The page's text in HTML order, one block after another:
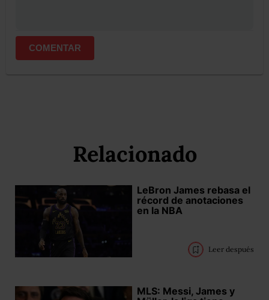
COMENTAR
Relacionado
LeBron James rebasa el
récord de anotaciones
en la NBA
Leer después
MLS: Messi, James y